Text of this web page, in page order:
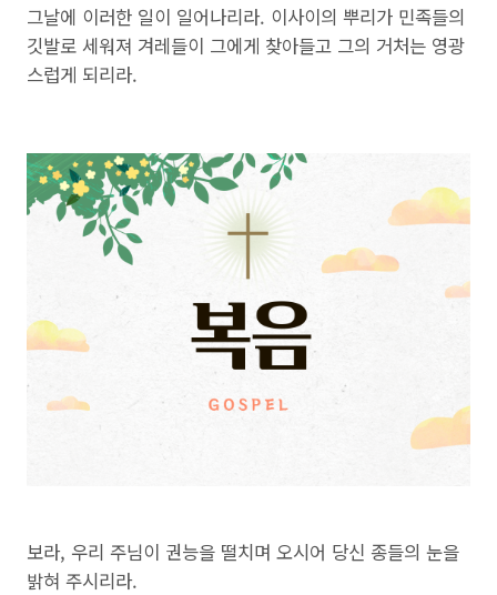
그날에 이러한 일이 일어나리라. 이사이의 뿌리가 민족들의
깃발로 세워져 겨레들이 그에게 찾아들고 그의 거처는 영광
스럽게 되리라.
보라, 우리 주님이 권능을 떨치며 오시어 당신 종들의 눈을
밝혀 주시리라.